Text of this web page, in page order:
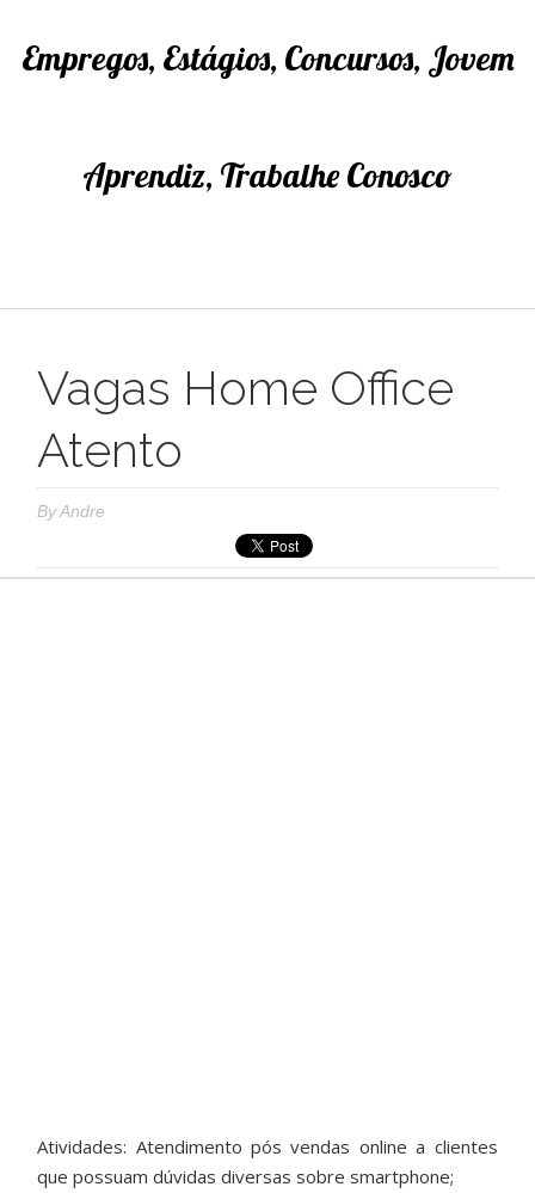
Empregos, Estágios, Concursos, Jovem
Aprendiz, Trabalhe Conosco
Vagas Home Office
Atento
ByAndre
Atividades: Atendimento pós vendas online a clientes
que possuam dúvidas diversas sobre smartphone;